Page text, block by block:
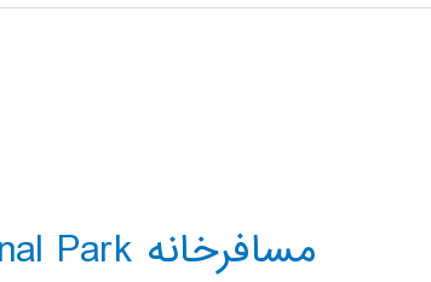
مسافرخانه Grand Canyon National Park